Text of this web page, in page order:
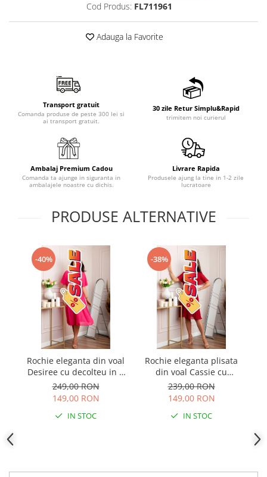
Cod Produs: FL711961
Adauga la Favorite
Transport gratuit
Comanda produse de peste 300 lei si
ai transport gratuit.
30 zile Retur Simplu&Rapid
trimitem noi curierul
Ambalaj Premium Cadou
Comanda ta ajunge in siguranta in
ambalajele noastre cu dichis.
Livrare Rapida
Produsele ajung la tine in 1-2 zile
lucratoare
PRODUSE ALTERNATIVE
-40%
Rochie eleganta din voal
Desiree cu decolteu in V
si curea - Ciclam
249,00 RON
149,00 RON
IN STOC
-38%
Rochie eleganta plisata
din voal Cassie cu
decolteu in V - Grena
239,00 RON
149,00 RON
IN STOC